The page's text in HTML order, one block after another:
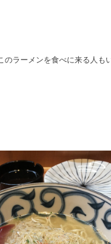
のラーメンを食べに来る人も